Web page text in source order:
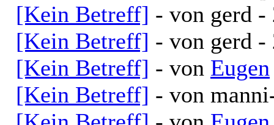
[Kein Betreff] - von gerd -
[Kein Betreff] - von gerd -
[Kein Betreff] - von Eugen
[Kein Betreff] - von